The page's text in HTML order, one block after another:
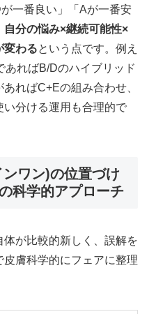
一番良い」「Aが一番安
自分の悩み×継続可能性×
変わるという点です。例え
あればB/Dのハイブリッド
ればC+Eの組み合わせ、
い分ける運用も合理的で
ワン)の位置づけ
科学的アプローチ
が比較的新しく、誤解を
膚科学的にフェアに整理